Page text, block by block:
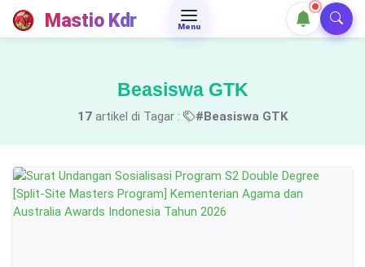
Mastio Kdr Menu
Beasiswa GTK
17 artikel di Tagar : #Beasiswa GTK